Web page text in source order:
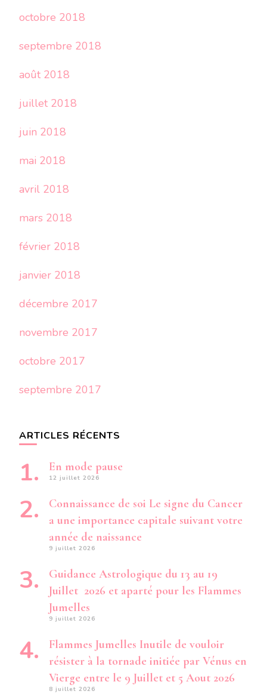
octobre 2018
septembre 2018
août 2018
juillet 2018
juin 2018
mai 2018
avril 2018
mars 2018
février 2018
janvier 2018
décembre 2017
novembre 2017
octobre 2017
septembre 2017
ARTICLES RÉCENTS
En mode pause
12 juillet 2026
Connaissance de soi Le signe du Cancer
a une importance capitale suivant votre
année de naissance
9 juillet 2026
Guidance Astrologique du 13 au 19
Juillet 2026 et aparté pour les Flammes
Jumelles
9 juillet 2026
Flammes Jumelles Inutile de vouloir
résister à la tornade initiée par Vénus en
Vierge entre le 9 Juillet et 5 Aout 2026
8 juillet 2026